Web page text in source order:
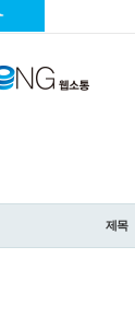
제목